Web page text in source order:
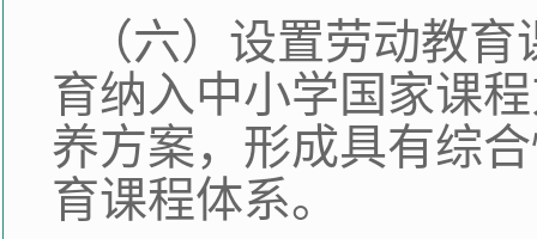
（六）设置劳动教
育纳入中小学国家课
养方案，形成具有综
育课程体系。